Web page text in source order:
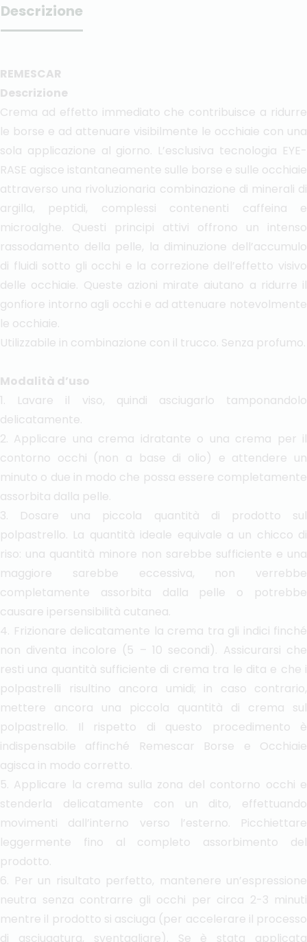
Descrizione
REMESCAR
Descrizione
Crema ad effetto immediato che contribuisce a ridurre
le borse e ad attenuare visibilmente le occhiaie con una
sola applicazione al giorno. L’esclusiva tecnologia EYE-
RASE agisce istantaneamente sulle borse e sulle occhiaie
attraverso una rivoluzionaria combinazione di minerali di
argilla, peptidi, complessi contenenti caffeina e
microalghe. Questi principi attivi offrono un intenso
rassodamento della pelle, la diminuzione dell’accumulo
di fluidi sotto gli occhi e la correzione dell’effetto visivo
delle occhiaie. Queste azioni mirate aiutano a ridurre il
gonfiore intorno agli occhi e ad attenuare notevolmente
le occhiaie.
Utilizzabile in combinazione con il trucco. Senza profumo.
Modalità d’uso
1. Lavare il viso, quindi asciugarlo tamponandolo
delicatamente.
2. Applicare una crema idratante o una crema per il
contorno occhi (non a base di olio) e attendere un
minuto o due in modo che possa essere completamente
assorbita dalla pelle.
3. Dosare una piccola quantità di prodotto sul
polpastrello. La quantità ideale equivale a un chicco di
riso: una quantità minore non sarebbe sufficiente e una
maggiore sarebbe eccessiva, non verrebbe
completamente assorbita dalla pelle o potrebbe
causare ipersensibilità cutanea.
4. Frizionare delicatamente la crema tra gli indici finché
non diventa incolore (5 – 10 secondi). Assicurarsi che
resti una quantità sufficiente di crema tra le dita e che i
polpastrelli risultino ancora umidi; in caso contrario,
mettere ancora una piccola quantità di crema sul
polpastrello. Il rispetto di questo procedimento è
indispensabile affinché Remescar Borse e Occhiaie
agisca in modo corretto.
5. Applicare la crema sulla zona del contorno occhi e
stenderla delicatamente con un dito, effettuando
movimenti dall’interno verso l’esterno. Picchiettare
leggermente fino al completo assorbimento del
prodotto.
6. Per un risultato perfetto, mantenere un’espressione
neutra senza contrarre gli occhi per circa 2-3 minuti
mentre il prodotto si asciuga (per accelerare il processo
di asciugatura, sventagliare). Se è stata applicata